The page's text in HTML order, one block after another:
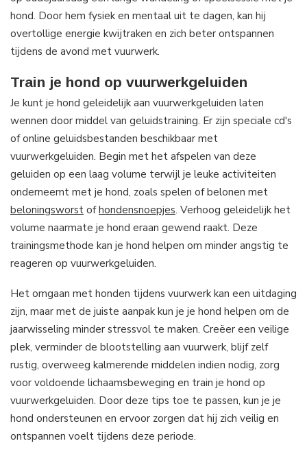
hond. Door hem fysiek en mentaal uit te dagen, kan hij
overtollige energie kwijtraken en zich beter ontspannen
tijdens de avond met vuurwerk.
Train je hond op vuurwerkgeluiden
Je kunt je hond geleidelijk aan vuurwerkgeluiden laten
wennen door middel van geluidstraining. Er zijn speciale cd's
of online geluidsbestanden beschikbaar met
vuurwerkgeluiden. Begin met het afspelen van deze
geluiden op een laag volume terwijl je leuke activiteiten
onderneemt met je hond, zoals spelen of belonen met
beloningsworstofhondensnoepjes. Verhoog geleidelijk het
volume naarmate je hond eraan gewend raakt. Deze
trainingsmethode kan je hond helpen om minder angstig te
reageren op vuurwerkgeluiden.
Het omgaan met honden tijdens vuurwerk kan een uitdaging
zijn, maar met de juiste aanpak kun je je hond helpen om de
jaarwisseling minder stressvol te maken. Creëer een veilige
plek, verminder de blootstelling aan vuurwerk, blijf zelf
rustig, overweeg kalmerende middelen indien nodig, zorg
voor voldoende lichaamsbeweging en train je hond op
vuurwerkgeluiden. Door deze tips toe te passen, kun je je
hond ondersteunen en ervoor zorgen dat hij zich veilig en
ontspannen voelt tijdens deze periode.